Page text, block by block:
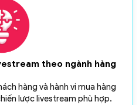
theo ngành hàng
hàng và hành vi mua hàng
lược livestream phù hợp.